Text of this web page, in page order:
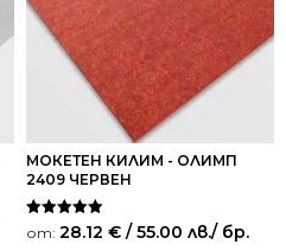
МОКЕТЕН КИЛИМ - ОЛИМП
2409 ЧЕРВЕН
Оценено на
5.00
от: 28.12 € / 55.00 лв./ бр.